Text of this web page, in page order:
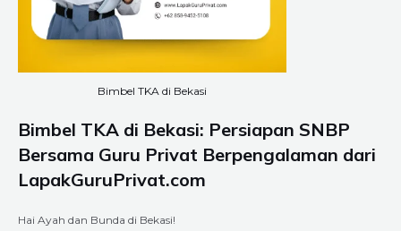
Bimbel TKA di Bekasi
Bimbel TKA di Bekasi: Persiapan SNBP
Bersama Guru Privat Berpengalaman dari
LapakGuruPrivat.com
Hai Ayah dan Bunda di Bekasi!